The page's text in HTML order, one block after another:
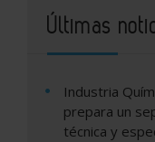
Últimas
Industria
prepara un
técnica y